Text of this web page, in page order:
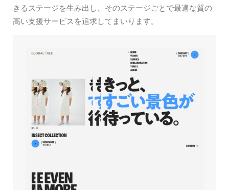
きるステージを生み出し、そのステージごとで最適な質の
高い支援サービスを追求してまいります。